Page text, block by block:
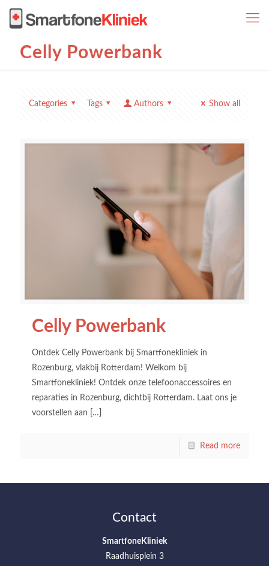
Celly Powerbank
Categories Tags Authors Show all
Celly Powerbank
Ontdek Celly Powerbank bij Smartfonekliniek in
Rozenburg, vlakbij Rotterdam! Welkom bij
Smartfonekliniek! Ontdek onze telefoonaccessoires en
reparaties in Rozenburg, dichtbij Rotterdam. Laat ons je
voorstellen aan […]
Read more
Contact
SmartfoneKliniek
Raadhuisplein 3